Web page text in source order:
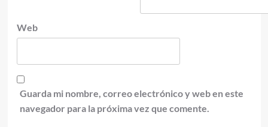
Web
Guarda mi nombre, correo electrónico y web en este
navegador para la próxima vez que comente.